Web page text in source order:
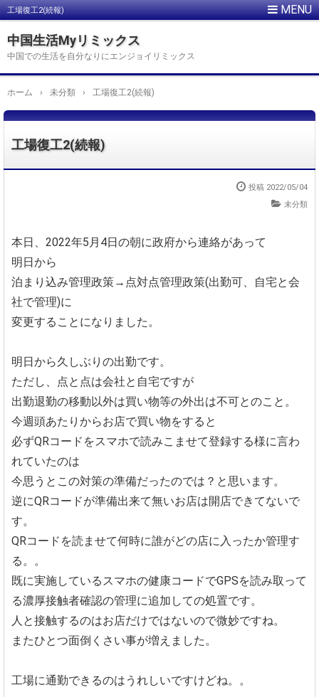
工場復工2(続報)
中国生活Myリミックス
中国での生活を自分なりにエンジョイリミックス
ホーム › 未分類 › 工場復工2(続報)
工場復工2(続報)
投稿 2022/05/04
未分類
本日、2022年5月4日の朝に政府から連絡があって
明日から
泊まり込み管理政策→点対点管理政策(出勤可、自宅と会
社で管理)に
変更することになりました。
明日から久しぶりの出勤です。
ただし、点と点は会社と自宅ですが
出勤退勤の移動以外は買い物等の外出は不可とのこと。
今週頭あたりからお店で買い物をすると
必ずQRコードをスマホで読みこませて登録する様に言わ
れていたのは
今思うとこの対策の準備だったのでは？と思います。
逆にQRコードが準備出来て無いお店は開店できてないで
す。
QRコードを読ませて何時に誰がどの店に入ったか管理す
る。。
既に実施しているスマホの健康コードでGPSを読み取って
る濃厚接触者確認の管理に追加しての処置です。
人と接触するのはお店だけではないので微妙ですね。
またひとつ面倒くさい事が増えました。
工場に通勤できるのはうれしいですけどね。。